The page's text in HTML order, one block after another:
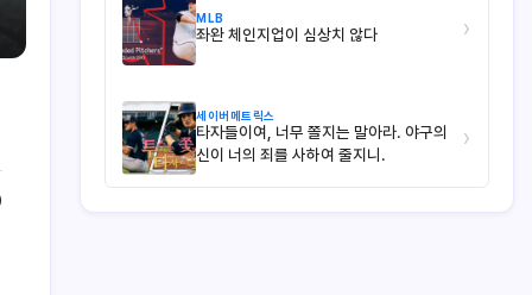
MLB
좌완 체인지업이 심상치 않다 ›
세이버메트릭스
타자들이여, 너무 쫄지는 말아라. 야구의
신이 너의 죄를 사하여 줄지니.
›